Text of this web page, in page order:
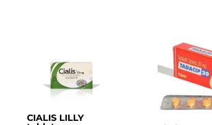
CIALIS LILLY